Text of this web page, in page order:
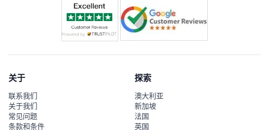
关于
联系我们
关于我们
常见问题
条款和条件
探索
澳大利亚
新加坡
法国
英国